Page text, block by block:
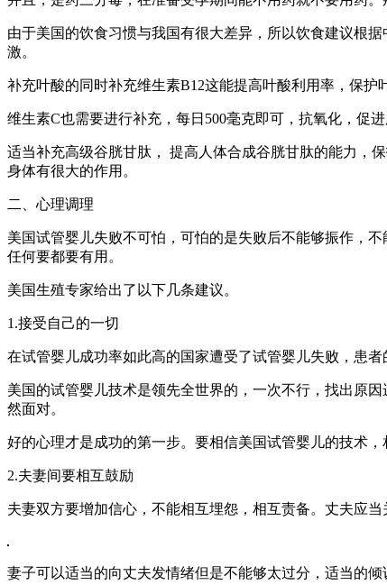
由于美国的饮食习惯与我国有很大差异，所以饮食建议根
激。
补充叶酸的同时补充维生素B12这能提高叶酸利用率，保护
维生素C也需要进行补充，每日500毫克即可，抗氧化，促
适当补充高级谷胱甘肽， 提高人体合成谷胱甘肽的能力，
身体有很大的作用。
二、心理调理
美国试管婴儿失败不可怕，可怕的是失败后不能够振作，
任何要都要有用。
美国生殖专家给出了以下几条建议。
1.接受自己的一切
在试管婴儿成功率如此高的国家遭受了试管婴儿失败，患
美国的试管婴儿技术是领先全世界的，一次不行，找出原
然面对。
好的心理才是成功的第一步。要相信美国试管婴儿的技术
2.夫妻间要相互鼓励
夫妻双方要增加信心，不能相互埋怨，相互责备。丈夫应
妻子可以适当的向丈夫发情绪但是不能够太过分，适当的